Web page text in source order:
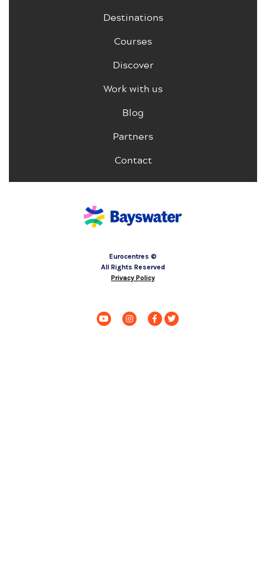
Destinations
Courses
Discover
Work with us
Blog
Partners
Contact
All Rights Reserved
Privacy Policy